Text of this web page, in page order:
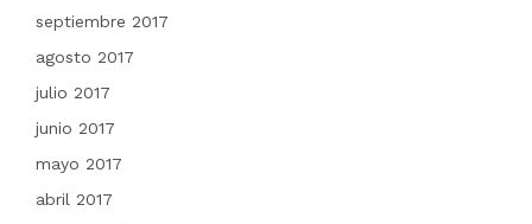
septiembre 2017
agosto 2017
julio 2017
junio 2017
mayo 2017
abril 2017